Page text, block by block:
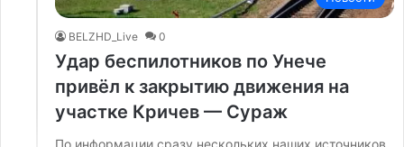
BELZHD_Live 0
Удар беспилотников по Унече
привёл к закрытию движения на
участке Кричев — Сураж
По информации сразу нескольких наших источников,